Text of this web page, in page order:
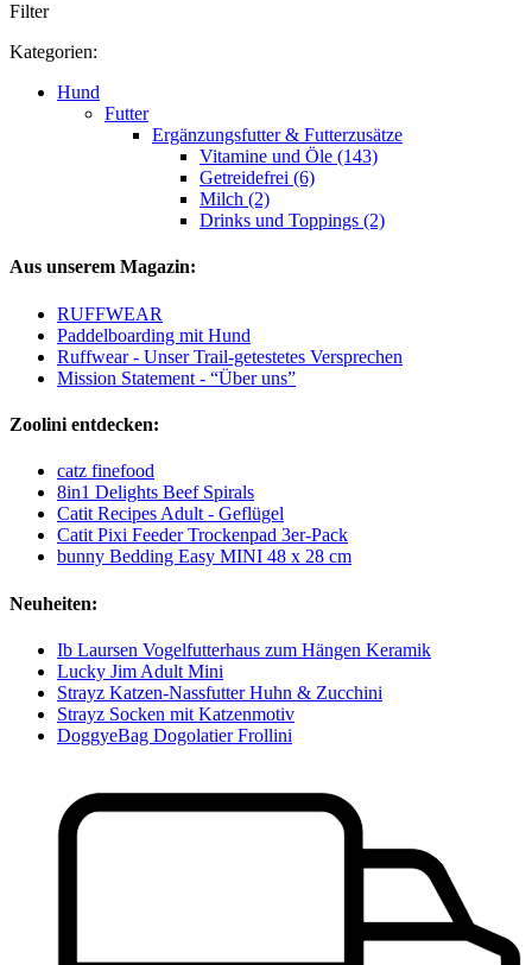
Filter
Kategorien:
Hund
Futter
Ergänzungsfutter & Futterzusätze
Vitamine und Öle (143)
Getreidefrei (6)
Milch (2)
Drinks und Toppings (2)
Aus unserem Magazin:
RUFFWEAR
Paddelboarding mit Hund
Ruffwear - Unser Trail-getestetes Versprechen
Mission Statement - “Über uns”
Zoolini entdecken:
catz finefood
8in1 Delights Beef Spirals
Catit Recipes Adult - Geflügel
Catit Pixi Feeder Trockenpad 3er-Pack
bunny Bedding Easy MINI 48 x 28 cm
Neuheiten:
Ib Laursen Vogelfutterhaus zum Hängen Keramik
Lucky Jim Adult Mini
Strayz Katzen-Nassfutter Huhn & Zucchini
Strayz Socken mit Katzenmotiv
DoggyeBag Dogolatier Frollini